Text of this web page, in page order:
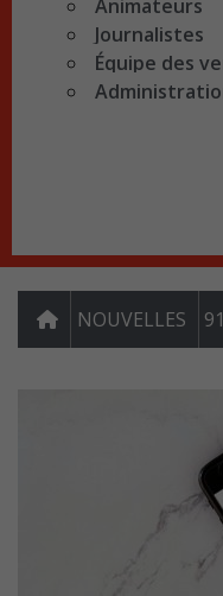
Animateurs
Journalistes
Équipe des
NOUVELLES